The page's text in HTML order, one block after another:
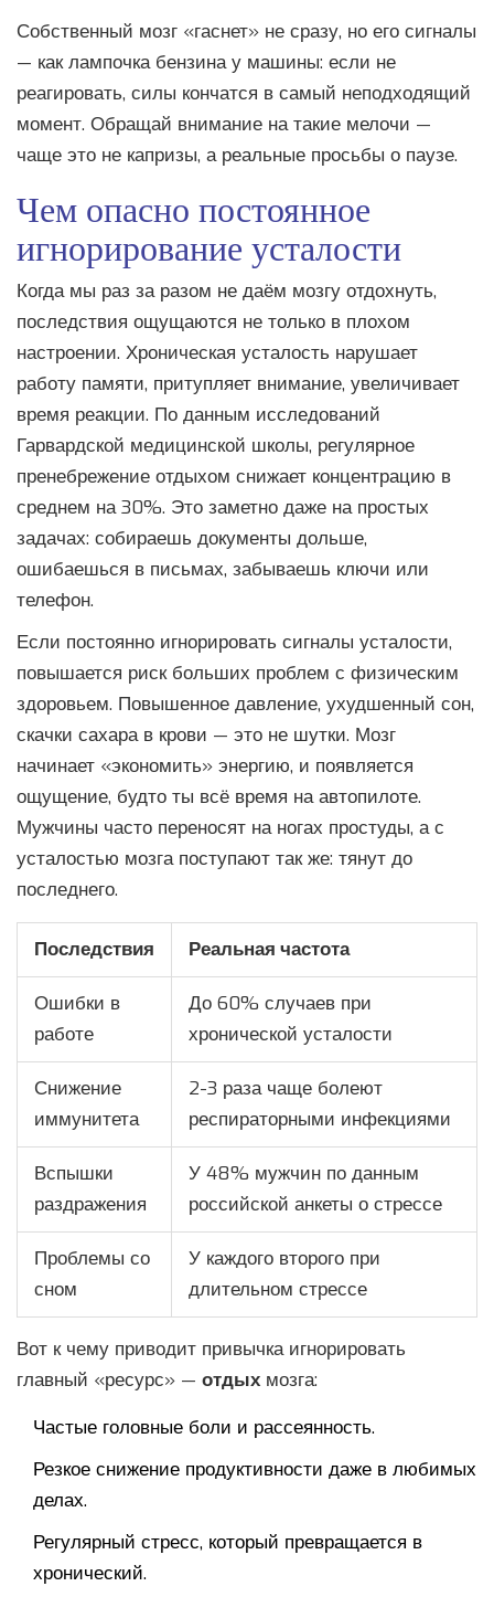
Собственный мозг «гаснет» не сразу, но его сигналы
— как лампочка бензина у машины: если не
реагировать, силы кончатся в самый неподходящий
момент. Обращай внимание на такие мелочи —
чаще это не капризы, а реальные просьбы о паузе.
Чем опасно постоянное
игнорирование усталости
Когда мы раз за разом не даём мозгу отдохнуть,
последствия ощущаются не только в плохом
настроении. Хроническая усталость нарушает
работу памяти, притупляет внимание, увеличивает
время реакции. По данным исследований
Гарвардской медицинской школы, регулярное
пренебрежение отдыхом снижает концентрацию в
среднем на 30%. Это заметно даже на простых
задачах: собираешь документы дольше,
ошибаешься в письмах, забываешь ключи или
телефон.
Если постоянно игнорировать сигналы усталости,
повышается риск больших проблем с физическим
здоровьем. Повышенное давление, ухудшенный сон,
скачки сахара в крови — это не шутки. Мозг
начинает «экономить» энергию, и появляется
ощущение, будто ты всё время на автопилоте.
Мужчины часто переносят на ногах простуды, а с
усталостью мозга поступают так же: тянут до
последнего.
Последствия Реальная частота
Ошибки в
работе
До 60% случаев при
хронической усталости
Снижение
иммунитета
2-3 раза чаще болеют
респираторными инфекциями
Вспышки
раздражения
У 48% мужчин по данным
российской анкеты о стрессе
Проблемы со
сном
У каждого второго при
длительном стрессе
Вот к чему приводит привычка игнорировать
главный «ресурс» — отдых мозга:
Частые головные боли и рассеянность.
Резкое снижение продуктивности даже в любимых
делах.
Регулярный стресс, который превращается в
хронический.